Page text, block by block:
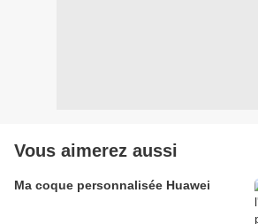
Vous aimerez aussi
Ma coque personnalisée Huawei